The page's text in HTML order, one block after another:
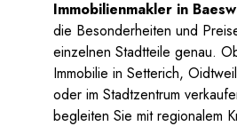
Immobilienmakler in
die Besonderheiten und
einzelnen Stadtteile genau.
Immobilie in Setterich,
oder im Stadtzentrum
begleiten Sie mit regionalem